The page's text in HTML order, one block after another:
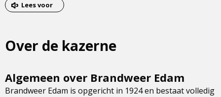
Lees voor
Over de kazerne
Algemeen over Brandweer Edam
Brandweer Edam is opgericht in 1924 en bestaat volledig